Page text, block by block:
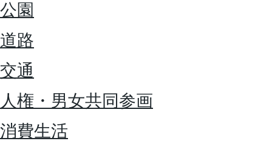
公園
道路
交通
人権・男女共同参画
消費生活